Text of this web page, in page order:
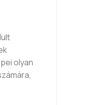
olyan